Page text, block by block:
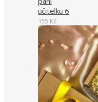
učitelku 6
155 Kč